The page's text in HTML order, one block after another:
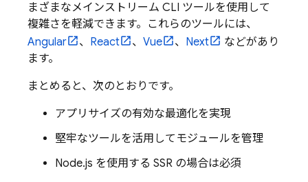
まざまなメインストリーム CLI ツールを使用して
複雑さを軽減できます。これらのツールには、
Angular
、 React 、 Vue 、 Next
などがあり
ます。
まとめると、次のとおりです。
アプリサイズの有効な最適化を実現
堅牢なツールを活用してモジュールを管理
Node.js を使用する SSR の場合は必須